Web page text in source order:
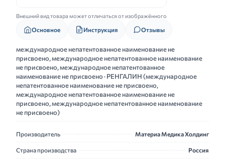
Внешний вид товара может отличаться от изображённого
Основное Инструкция Отзывы
международное непатентованное наименование не
присвоено, международное непатентованное наименование
не присвоено, международное непатентованное
наименование не присвоено · РЕНГАЛИН (международное
непатентованное наименование не присвоено,
международное непатентованное наименование не
присвоено, международное непатентованное наименование
не присвоено)
Производитель Материа Медика Холдинг
Страна производства Россия